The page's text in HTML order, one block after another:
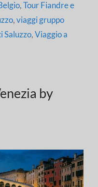
,Tour Fiandre e
,viaggi gruppo
Saluzzo,Viaggio a
by